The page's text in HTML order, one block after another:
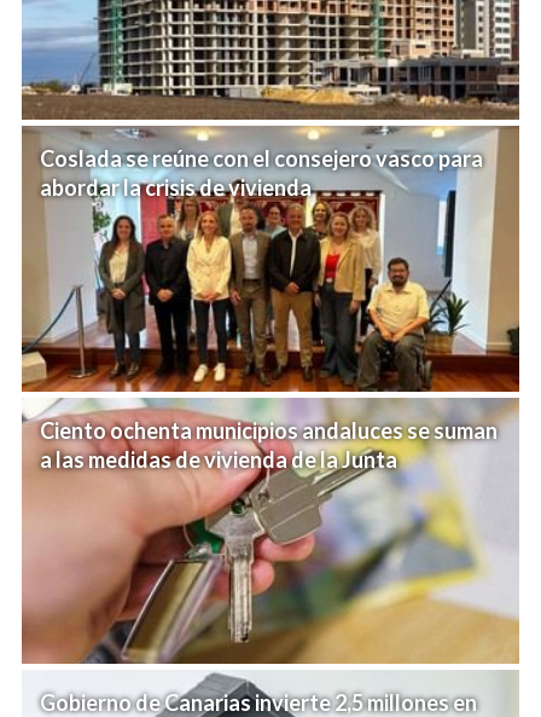
Coslada se reúne con el consejero vasco para
abordar la crisis de vivienda
Ciento ochenta municipios andaluces se suman
a las medidas de vivienda de la Junta
Gobierno de Canarias invierte 2,5 millones en